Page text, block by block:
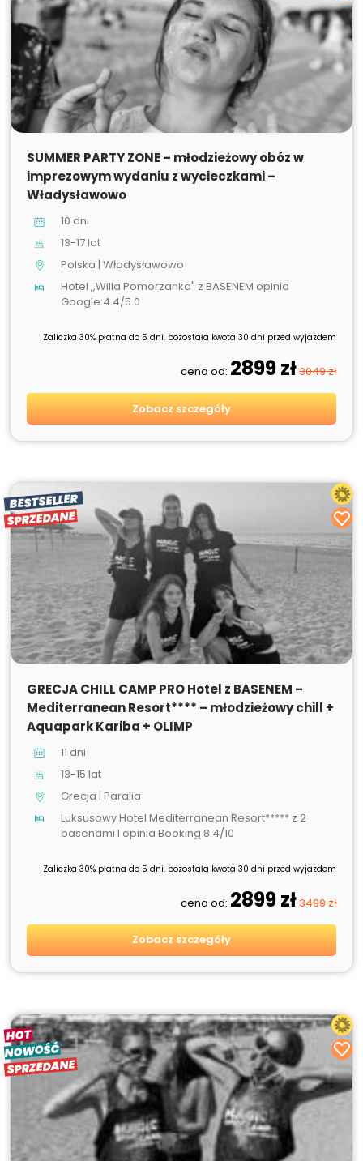
SPRZEDANE
SUMMER PARTY ZONE – młodzieżowy obóz w
imprezowym wydaniu z wycieczkami –
Władysławowo
10 dni
13-17 lat
Polska | Władysławowo
Hotel ,,Willa Pomorzanka" z BASENEM opinia
Google:4.4/5.0
Zaliczka 30% płatna do 5 dni, pozostała kwota 30 dni przed wyjazdem
cena od: 2899 zł3049 zł
Zobacz szczegóły
BESTSELLER
SPRZEDANE
SPRZEDANE
GRECJA CHILL CAMP PRO Hotel z BASENEM –
Mediterranean Resort**** – młodzieżowy chill +
Aquapark Kariba + OLIMP
11 dni
13-15 lat
Grecja | Paralia
Luksusowy Hotel Mediterranean Resort***** z 2
basenami I opinia Booking 8.4/10
Zaliczka 30% płatna do 5 dni, pozostała kwota 30 dni przed wyjazdem
cena od: 2899 zł3499 zł
Zobacz szczegóły
HOT
NOWOŚĆ
SPRZEDANE